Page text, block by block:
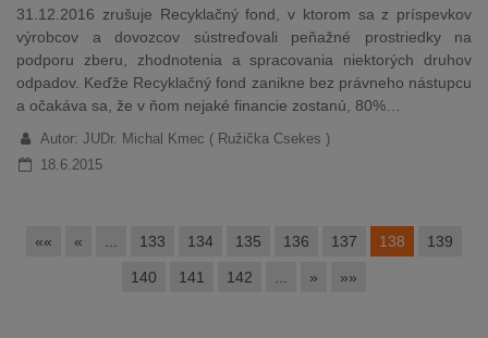
31.12.2016 zrušuje Recyklačný fond, v ktorom sa z príspevkov
výrobcov a dovozcov sústreďovali peňažné prostriedky na
podporu zberu, zhodnotenia a spracovania niektorých druhov
odpadov. Keďže Recyklačný fond zanikne bez právneho nástupcu
a očakáva sa, že v ňom nejaké financie zostanú, 80%…
Autor: JUDr. Michal Kmec ( Ružička Csekes )
18.6.2015
«« « 133 134 135 136 137 138 139
140 141 142 » »»